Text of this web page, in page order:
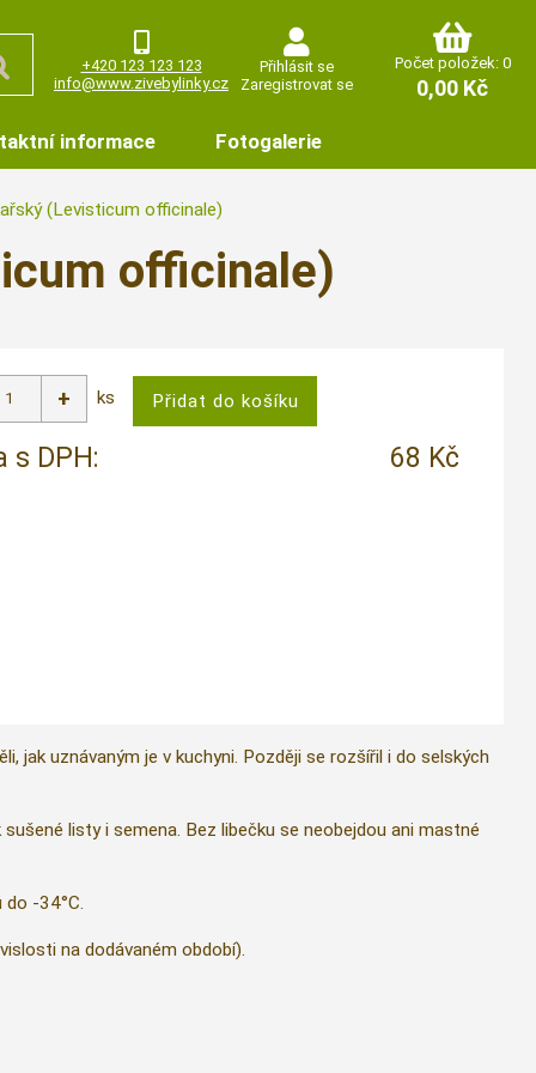
+420 123 123 123
info@www.zivebylinky.cz
Přihlásit se
Zaregistrovat se
Počet položek: 0
0,00 Kč
informace Fotogalerie
(Levisticum officinale)
officinale)
ks
s DPH: 68 Kč
jak uznávaným je v kuchyni. Později se rozšířil i do selských
listy i semena. Bez libečku se neobejdou ani mastné
-34°C.
na dodávaném období).